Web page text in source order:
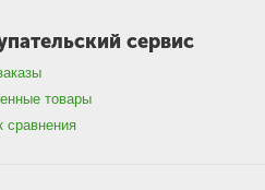
сервис
товары
сравнения